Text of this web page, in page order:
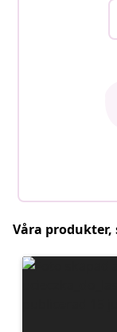
Våra produkter,